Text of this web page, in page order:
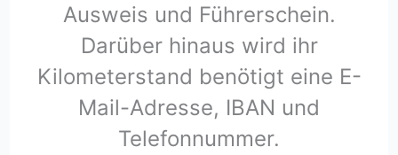
Ausweis und Führerschein.
Darüber hinaus wird ihr
Kilometerstand benötigt eine E-
Mail-Adresse, IBAN und
Telefonnummer.